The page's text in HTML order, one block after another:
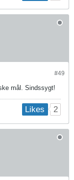
#49
mål. Sindssygt!
Likes 2